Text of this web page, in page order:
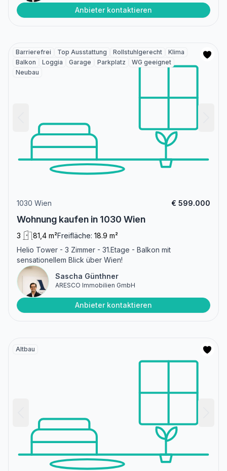
Anbieter kontaktieren
Barrierefrei Top Ausstattung Rollstuhlgerecht
Klima
Balkon
Loggia Garage Parkplatz
WG geeignet
Neubau
1030 Wien € 599.000
Wohnung kaufen in 1030 Wien
3 81,4 m²Freifläche: 18.9 m²
Helio Tower - 3 Zimmer - 31.Etage - Balkon mit
sensationellem Blick über Wien!
Sascha Günthner
ARESCO Immobilien GmbH
Anbieter kontaktieren
Altbau